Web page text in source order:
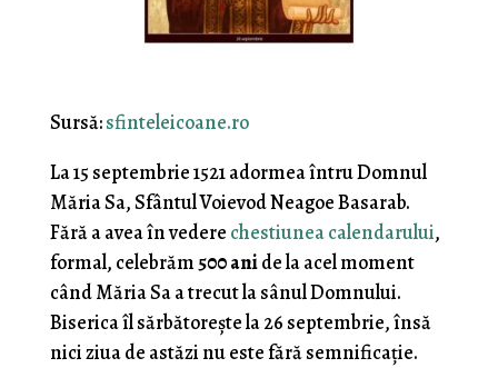
Sursă:sfinteleicoane.ro
La 15 septembrie 1521 adormea întru Domnul
Măria Sa, Sfântul Voievod Neagoe Basarab.
Fără a avea în vedere chestiunea calendarului,
formal, celebrăm500 anide la acel moment
când Măria Sa a trecut la sânul Domnului.
Biserica îl sărbătoreşte la 26 septembrie, însă
nici ziua de astăzi nu este fără semnificaţie.